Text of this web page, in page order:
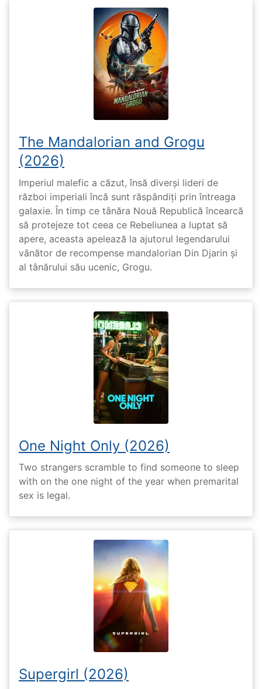
The Mandalorian and Grogu
(2026)
Imperiul malefic a căzut, însă diverși lideri de
război imperiali încă sunt răspândiți prin întreaga
galaxie. În timp ce tânăra Nouă Republică încearcă
să protejeze tot ceea ce Rebeliunea a luptat să
apere, aceasta apelează la ajutorul legendarului
vânător de recompense mandalorian Din Djarin și
al tânărului său ucenic, Grogu.
One Night Only (2026)
Two strangers scramble to find someone to sleep
with on the one night of the year when premarital
sex is legal.
Supergirl (2026)